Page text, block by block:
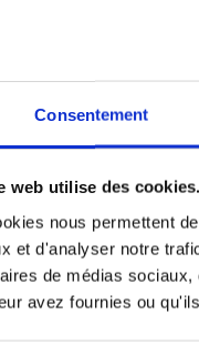
Consentement
web utilise des cookies.
nous permettent
et d'analyser notre
de médias
avez fournies ou